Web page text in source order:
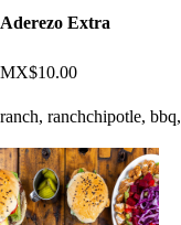
Aderezo Extra
MX$10.00
ranch, ranchchipotle, bbq,